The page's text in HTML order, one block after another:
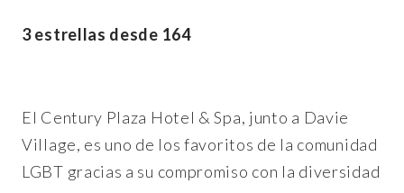
3 estrellas desde 164
El Century Plaza Hotel & Spa, junto a Davie
Village, es uno de los favoritos de la comunidad
LGBT gracias a su compromiso con la diversidad